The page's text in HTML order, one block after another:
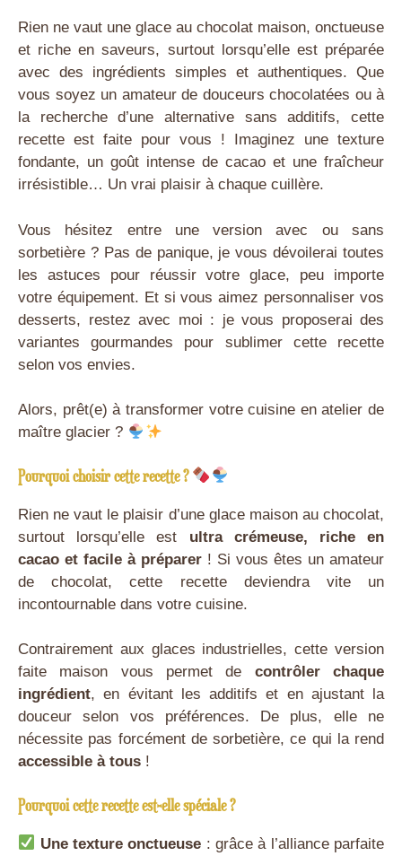
Rien ne vaut une glace au chocolat maison, onctueuse
et riche en saveurs, surtout lorsqu’elle est préparée
avec des ingrédients simples et authentiques. Que
vous soyez un amateur de douceurs chocolatées ou à
la recherche d’une alternative sans additifs, cette
recette est faite pour vous ! Imaginez une texture
fondante, un goût intense de cacao et une fraîcheur
irrésistible… Un vrai plaisir à chaque cuillère.
Vous hésitez entre une version avec ou sans
sorbetière ? Pas de panique, je vous dévoilerai toutes
les astuces pour réussir votre glace, peu importe
votre équipement. Et si vous aimez personnaliser vos
desserts, restez avec moi : je vous proposerai des
variantes gourmandes pour sublimer cette recette
selon vos envies.
Alors, prêt(e) à transformer votre cuisine en atelier de
maître glacier ?
Pourquoi choisir cette recette ?
Rien ne vaut le plaisir d’une glace maison au chocolat,
surtout lorsqu’elle est ultra crémeuse, riche en
cacao et facile à préparer ! Si vous êtes un amateur
de chocolat, cette recette deviendra vite un
incontournable dans votre cuisine.
Contrairement aux glaces industrielles, cette version
faite maison vous permet de contrôler chaque
ingrédient, en évitant les additifs et en ajustant la
douceur selon vos préférences. De plus, elle ne
nécessite pas forcément de sorbetière, ce qui la rend
accessible à tous !
Pourquoi cette recette est-elle spéciale ?
Une texture onctueuse : grâce à l’alliance parfaite